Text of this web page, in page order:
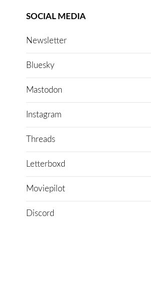
SOCIAL MEDIA
Newsletter
Bluesky
Mastodon
Instagram
Threads
Letterboxd
Moviepilot
Discord